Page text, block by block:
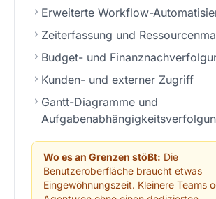
Erweiterte Workflow-
Zeiterfassung und
Budget- und
Kunden- und externer Zugriff
Gantt-Diagramme und
Wo es an Grenzen stößt: Die
Benutzeroberfläche braucht etwas
Eingewöhnungszeit. Kleinere Teams